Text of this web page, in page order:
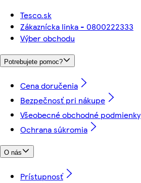
Tesco.sk
Zákaznícka linka - 0800222333
Výber obchodu
Potrebujete pomoc?
Cena doručenia
Bezpečnosť pri nákupe
Všeobecné obchodné podmienky
Ochrana súkromia
O nás
Prístupnosť